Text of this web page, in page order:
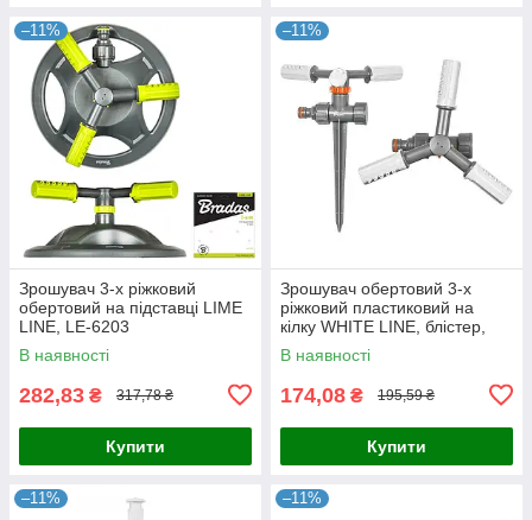
–11%
Зрошувач 3-х ріжковий
обертовий на підставці LIME
LINE, LE-6203
В наявності
282,83 ₴ 317,78 ₴
Купити
–11%
Зрошувач обертовий 3-х
ріжковий пластиковий на
кілку WHITE LINE, блістер,
WL-6107
В наявності
174,08 ₴ 195,59 ₴
Купити
–11% –11%